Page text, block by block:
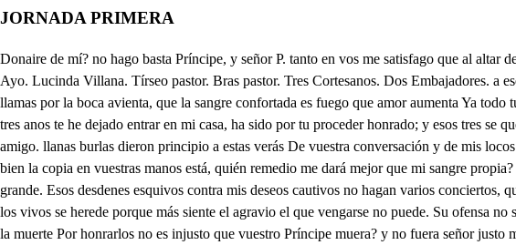
JORNADA PRIMERA
Donaire de mí? no hago basta Príncipe, y señor P. tanto en vos me satisfago que al altar de vuestro emor pecho de mi pecho pago. En vos estuvo el mirarme, en mí el dejar sujetrame a ese oráculo visible do. Un Ayo. Lucinda Villana. Tírseo pastor. Bras pastor. Tres Cortesanos. Dos Embajadores. a ese oráculo visible y al subjeto, es imposible que deje de aventurarme. Mi gloria con tu parienta? a de ser mi alma abrasada, llamas por la boca avienta, que la sangre confortada es fuego que amor aumenta Ya todo tu reino sabe el ser yonor que en mi cabe, no me pruebes por tu vida. tu honra está ya sabida sin que tu lengua la alabe. Si tres anos te he dejado entrar en mi casa, ha sido por tu proceder honrado; y esos tres se que has vivido solamente en mi cuidado. Qué dices mi vida burlas? alargarte así no quieras si como al principio eras llano amigo. llanas burlas dieron principio a estas verás De vuestra conversación y de mis locos antojos salió un rayo de afición que entrándose por los ojos abrasó mi corazón. Ya la vida en mi es impropia, y si de mi bien la copia en vuestras manos está, quién remedio me dará mejor que mi sangre propia? Ese diamante se ablande tanto frenesí en ti reina, tu alteza no se desmande, que a mi señora la Reina pienso hago ofensa grande. Esos desdenes esquivos contra mis deseos cautivos no hagan varios conciertos, que en sus sepulcros los muertos no se ofenden de los vivos. Antes en el muerto excede de ofensa cualquier resabio que de los vivos se herede porque más siente el agravio el que vengarse no puede. Su ofensa no se despierte quien fui y quien soy advierte da de mano a esos cuidados, que huesos en vida honrados quiero honrarlos yo he la muerte Por honrarlos no es injusto que vuestro Príncipe muera? y no fuera señor justo miraras a quien yo era mas que a tu lascivo gusto? El fuego que en ti se aviva, que aquella llama excesiva levanta en tu daño altiva que si deshonras la muerta dejas mi deshonra viva. De tu pensamiento huya cualquiera torpe bajeza, y de mi honra se arguya, tanto como mi nobleza, y mi nobleza es la tuya Adorote, Iu yo te adoro, P.lloro por ti, ,. por ti lloro quiero os mucho yo te quiero, Pmuero sin vos, sin vos muero, pero salvo mi decoro. Quiérote como a señor, adorote como a Rey, muerome por tu favor, lloro aquí, porque tu ley no ha de quebrantar mi honor. Y estoy corrida de ver que de tu torpe querer hayan los bríos pecado contra el celo más honrado que el cielo puso en mujer. Si esperas fruto amoroso de mí, haces mal de esperarlo vive menos cudicioso, que solo podrá alcanzarlo aquel que fuere mi esposo. Si solicitas mi afrenta, haces al reves la cuenta que por tu torpe amistad no ha de ser mi onestidad fruta de segunda venta. No quiero, ni el cielo quiera, que haya en mi mal pensamiento que aquesta amistad fincera el agravio de ese intento a mí mismo me le hiciera Ni vuestra sangre desprecio que siendo del mismo precio que aquesta real me estima preciando su mucha estima a mí mismo me honro y precio Dadme aquesa mano hermosa que con amor excesivo esta mía venturosa os doy en fe que os recibo por mi ligítima esposa, El consentimiento vuestro con la voluntad que os muestro bien de mi vida serán lazadas que prenderan el yugo amoroso nuestro. Mira señor lo que haces de ti esa pasión destierra primero que el alma enlaces doña Ines, a nuestras guerras pongamos eternas paces De nuestros respetos buenos los míos no están ajenos que en gloria de bien amar no puedo más desear, ni vos sois digna de menos. Mi mujer sois, y de suerte nudo indiso libre y fuerte el que nos ate ha de ser, que no le baste a romper el cuchillo de la muerte. De manera me encareces tu mucha amistad que yo aunque más que a mí mereces no puedo decir que no a la merced que me ofreces. Tuya soy, tuya me llama y a este vuelo de mi fama nadie de altanera arguya que bien merece ser tuya, a quien tan de verás te ama. Podrá merecer ahora el precio delos abrazos quien por divina os adora, tuyos son señor mis brazos, Ro quiera el cielo señora Que de tu cólera el fuego este más blando a mi ruego de lo que a estado hasta aquí ay qué regalo Ray de mí a que punto, o amor llego. Al Príncipe está abrazada que